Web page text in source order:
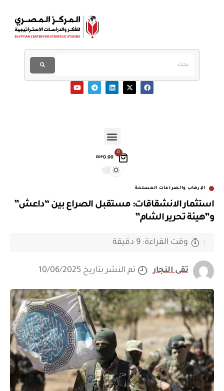
0
EGP0.00
الإرهاب والصراعات المسلحة
استثمار الانشقاقات: مستقبل الصراع بين “داعش”
و”هيئة تحرير الشام”
تقى النجار تم النشر بتاريخ 10/06/2025
وقت القراءة: 9 دقيقة